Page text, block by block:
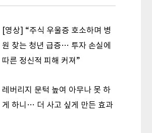
[영상] “주식 우울증 호소하며 병
원 찾는 청년 급증… 투자 손실에
따른 정신적 피해 커져”
레버리지 문턱 높여 아무나 못 하
게 하니… 더 사고 싶게 만든 효과